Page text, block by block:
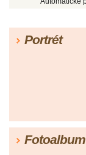
Portrét
Fotoalbum